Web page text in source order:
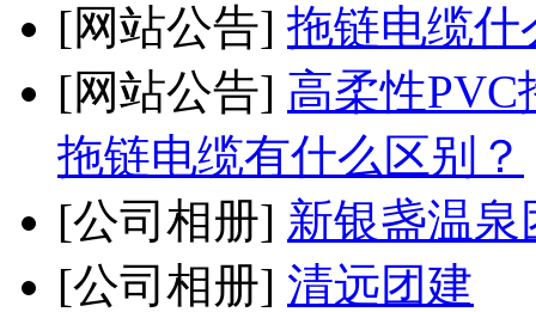
[网站公告] 拖链电缆什
[网站公告] 高柔性PVC
拖链电缆有什么区别？
[公司相册] 新银盏温泉
[公司相册] 清远团建